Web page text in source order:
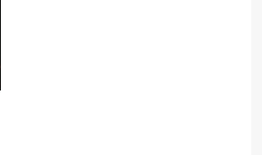
задания
диагностика и терапия"